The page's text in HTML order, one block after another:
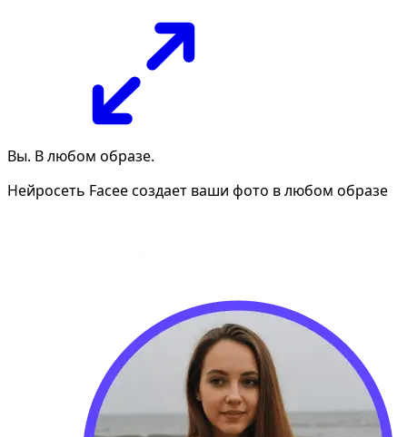
Вы. В любом образе.
Нейросеть Facee создает ваши фото в любом образе